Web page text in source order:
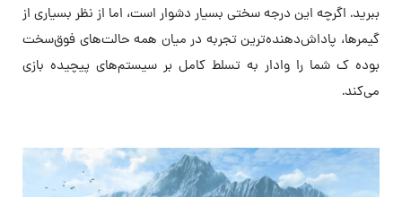
ببرید. اگرچه این درجه سختی بسیار دشوار است، اما از نظر بسیاری از
گیمرها، پاداش‌دهنده‌ترین تجربه در میان همه حالت‌های فوق‌سخت
بوده ک شما را وادار به تسلط کامل بر سیستم‌های پیچیده بازی
می‌کند.